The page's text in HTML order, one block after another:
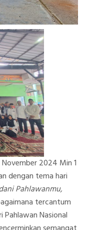
November 2024 Min 1
dengan tema hari
Pahlawanmu,
tercantum
Pahlawan Nasional